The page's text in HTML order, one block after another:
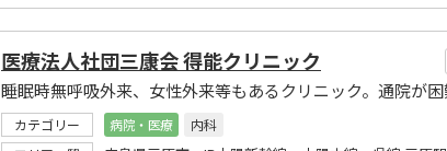
医療法人社団三康会 得能クリニック
カテゴリー 病院・医療
内科